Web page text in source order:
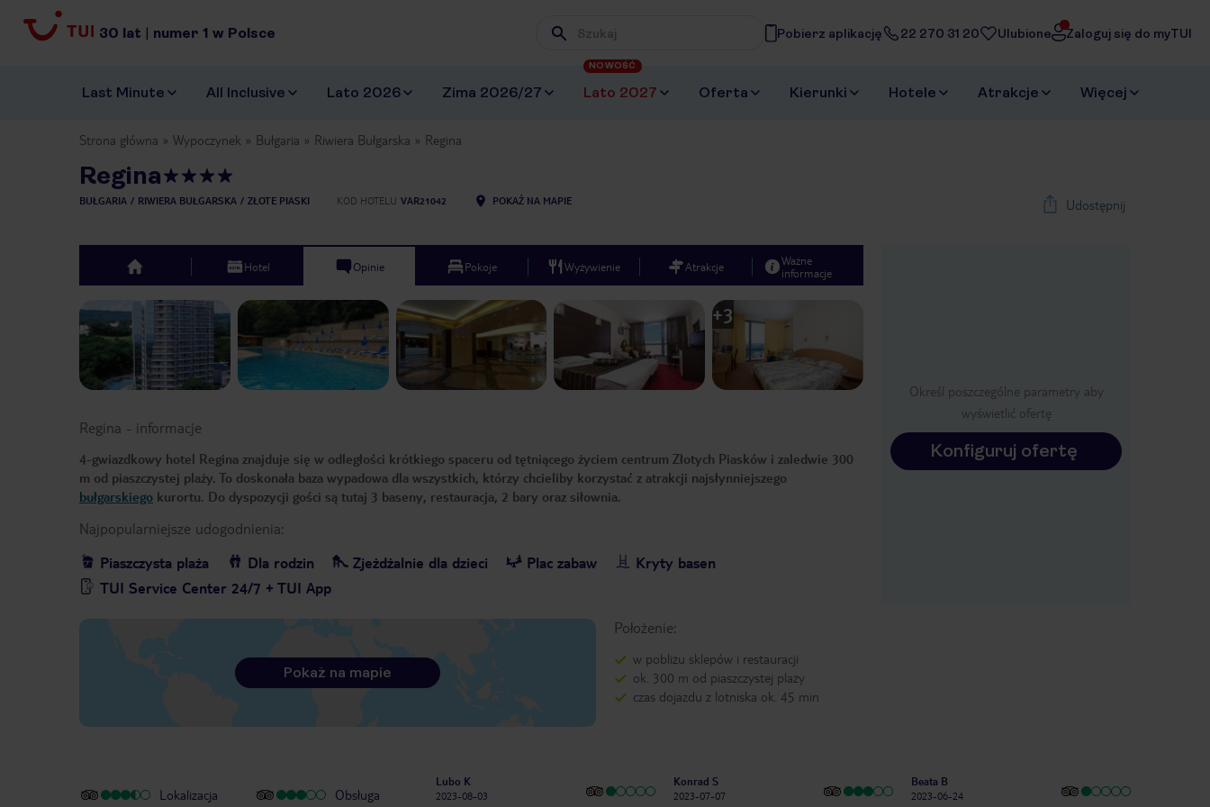
30 lat | numer 1 w Polsce Wpisz frazę, której szukasz
Pobierz aplikację 22 270 31 20 Ulubione Zaloguj się do myTUI
Last Minute All Inclusive Lato 2026 Zima 2026/27 Lato 2027
NOWOŚĆ
Oferta Kierunki Hotele Atrakcje Więcej
Strona główna Wypoczynek Bułgaria Riwiera Bułgarska Regina
Regina
BUŁGARIA RIWIERA BUŁGARSKA ZŁOTE PIASKI KOD HOTELU VAR21042 POKAŻ NA MAPIE Udostępnij
Określ poszczególne parametry aby
wyświetlić ofertę
Konfiguruj ofertę
top Hotel Opinie Pokoje Wyżywienie Atrakcje
Ważne
informacje
Previous slide
1/
+3
Regina - informacje
4-gwiazdkowy hotel Regina znajduje się w odległości krótkiego spaceru od tętniącego życiem centrum Złotych Piasków i zaledwie 300
m od piaszczystej plaży. To doskonała baza wypadowa dla wszystkich, którzy chcieliby korzystać z atrakcji najsłynniejszego
bułgarskiego kurortu. Do dyspozycji gości są tutaj 3 baseny, restauracja, 2 bary oraz siłownia.
Najpopularniejsze udogodnienia:
Piaszczysta plaża
Dla rodzin Zjeżdżalnie dla dzieci Plac zabaw
Kryty basen
TUI Service Center 24/7 + TUI App
Położenie:
w pobliżu sklepów i restauracji
ok. 300 m od piaszczystej plaży
czas dojazdu z lotniska ok. 45 min
Pokaż na mapie
Lokalizacja
Obsługa
Lubo K
2023-08-03
Konrad S
2023-07-07
Beata B
2023-06-24